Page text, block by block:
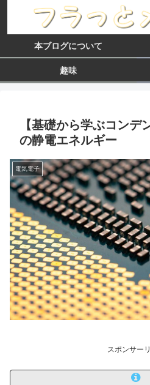
本ブログについて
趣味
【基礎から学ぶコンデ
の静電エネルギー
電気電子
スポンサー